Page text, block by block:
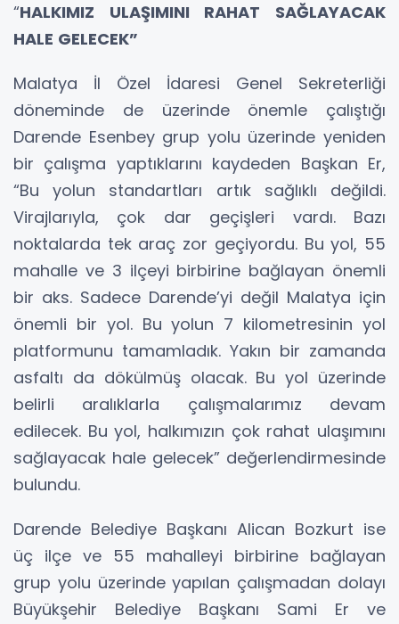
“HALKIMIZ ULAŞIMINI RAHAT SAĞLAYACAK
HALE GELECEK”
Malatya İl Özel İdaresi Genel Sekreterliği
döneminde de üzerinde önemle çalıştığı
Darende Esenbey grup yolu üzerinde yeniden
bir çalışma yaptıklarını kaydeden Başkan Er,
“Bu yolun standartları artık sağlıklı değildi.
Virajlarıyla, çok dar geçişleri vardı. Bazı
noktalarda tek araç zor geçiyordu. Bu yol, 55
mahalle ve 3 ilçeyi birbirine bağlayan önemli
bir aks. Sadece Darende’yi değil Malatya için
önemli bir yol. Bu yolun 7 kilometresinin yol
platformunu tamamladık. Yakın bir zamanda
asfaltı da dökülmüş olacak. Bu yol üzerinde
belirli aralıklarla çalışmalarımız devam
edilecek. Bu yol, halkımızın çok rahat ulaşımını
sağlayacak hale gelecek” değerlendirmesinde
bulundu.
Darende Belediye Başkanı Alican Bozkurt ise
üç ilçe ve 55 mahalleyi birbirine bağlayan
grup yolu üzerinde yapılan çalışmadan dolayı
Büyükşehir Belediye Başkanı Sami Er ve